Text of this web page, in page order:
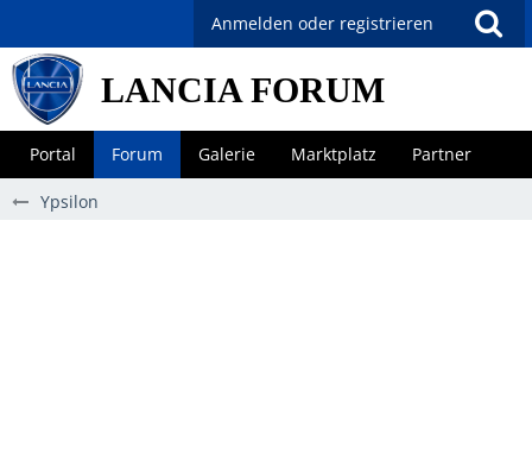
Anmelden oder registrieren
LANCIA FORUM
Portal Forum Galerie Marktplatz Partner
Ypsilon